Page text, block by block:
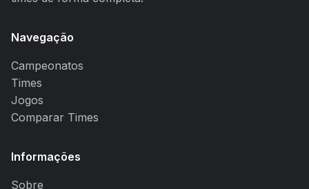
Navegação
Campeonatos
Times
Jogos
Comparar Times
Informações
Sobre